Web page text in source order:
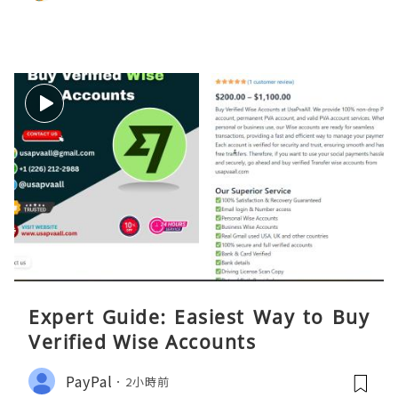
Expert Guide: Easiest Way to Buy
Verified Wise Accounts
PayPal 2小時前